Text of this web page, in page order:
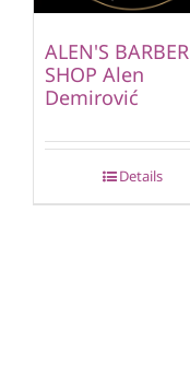
ALEN'S BARBER
SHOP Alen
Demirović
Details